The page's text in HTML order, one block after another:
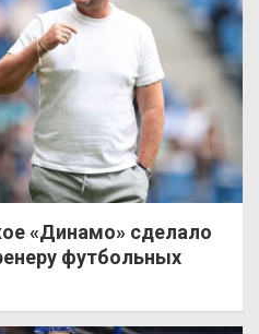
«Динамо» сделало
футбольных